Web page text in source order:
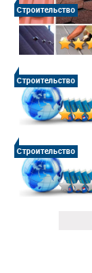
Строительство
Строительство
Строительство